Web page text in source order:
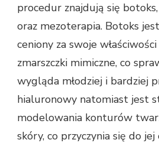
procedur znajdują się
oraz mezoterapia. Botoks
ceniony za swoje
zmarszczki mimiczne, co
wygląda młodziej i bardziej
hialuronowy natomiast jest
modelowania konturów
skóry, co przyczynia się do